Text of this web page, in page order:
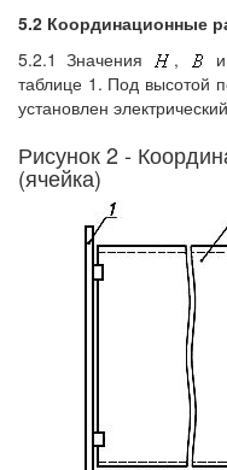
5.2 Координационные
5.2.1 Значения
, и
таблице 1. Под высотой
установлен
Рисунок 2 -
(ячейка)